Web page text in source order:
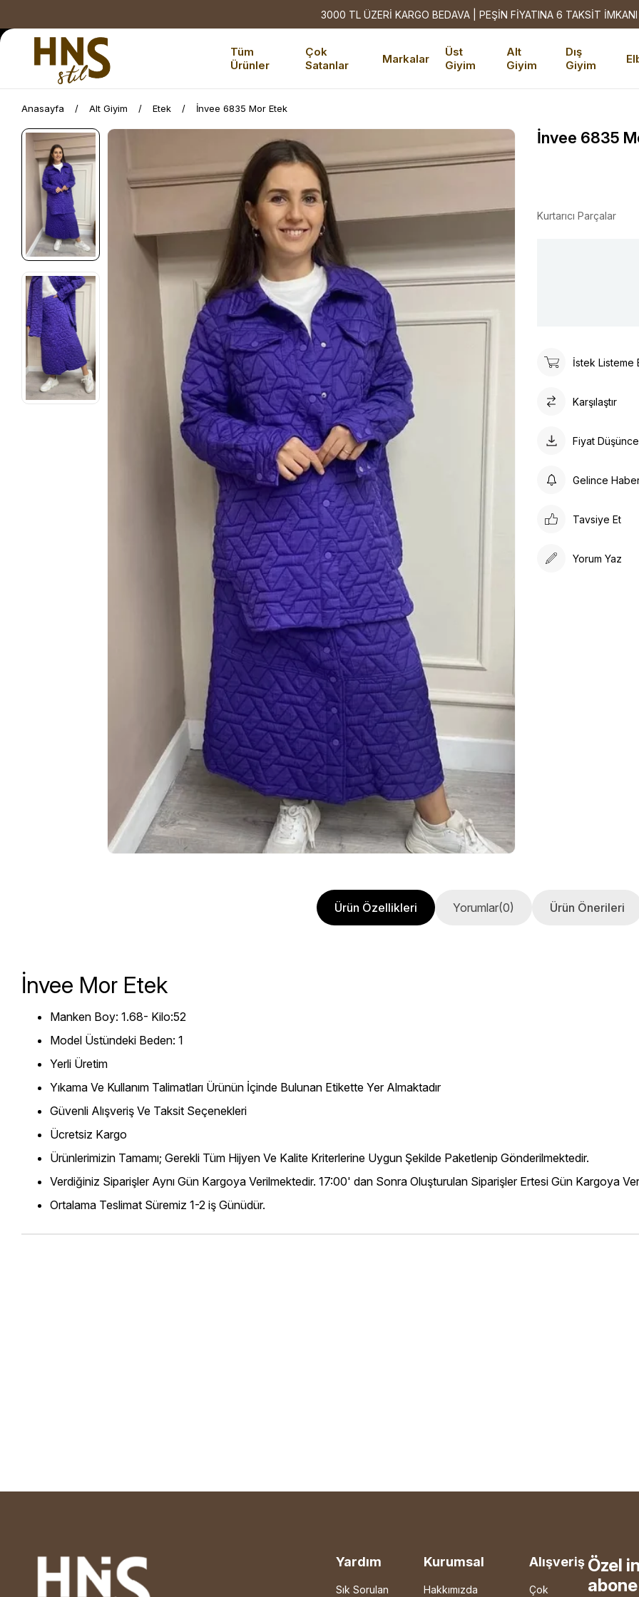
3000 TL ÜZERİ KARGO BEDAVA | PEŞİN FİYATINA 6 TAKSİT İMKANI
Tüm
Ürünler
Çok
Satanlar
Markalar
Üst
Giyim
Alt
Giyim
Dış
Giyim
Anasayfa Alt Giyim Etek İnvee 6835 Mor Etek
İnvee 6835
Kurtarıcı Parçalar
İstek Listeme
Karşılaştır
Fiyat
Gelince
Tavsiye Et
Yorum Yaz
Ürün Özellikleri Yorumlar(0) Ürün Önerileri
İnvee Mor Etek
Manken Boy: 1.68- Kilo:52
Model Üstündeki Beden: 1
Yerli Üretim
Yıkama Ve Kullanım Talimatları Ürünün İçinde Bulunan Etikette Yer Almaktadır
Güvenli Alışveriş Ve Taksit Seçenekleri
Ücretsiz Kargo
Ürünlerimizin Tamamı; Gerekli Tüm Hijyen Ve Kalite Kriterlerine Uygun Şekilde Paketlenip Gönderilmektedir.
Verdiğiniz Siparişler Aynı Gün Kargoya Verilmektedir. 17:00' dan Sonra Oluşturulan Siparişler Ertesi Gün Kargoya
Ortalama Teslimat Süremiz 1-2 iş Günüdür.
Yardım
Sık Sorulan
Kurumsal
Hakkımızda
Alışveriş
Çok
Özel